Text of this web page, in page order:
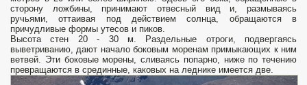
сторону ложбины, принимают отвесный вид и, размываясь
ручьями, оттаивая под действием солнца, обращаются в
причудливые формы уте­сов и пиков.
Высота стен 20 - 30 м. Раздельные отроги, подвергаясь
выветриванию, дают начало боковым моренам примыкающих к ним
ветвей. Эти боковые морены, сливаясь попарно, ниже по течению
превращаются в срединные, каковых на леднике имеется две.